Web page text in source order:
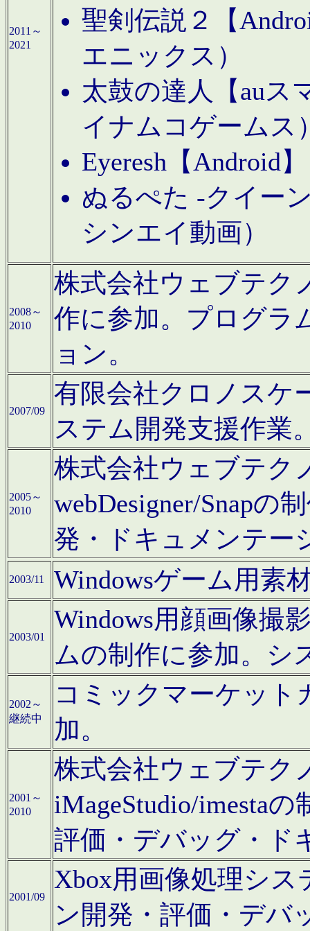
2011～
2021
聖剣伝説２【
エニックス）
太鼓の達人【auス
イナムコゲームス
Eyeresh【Android
ぬるぺた -クイー
シンエイ動画）
2008～
2010
株式会社ウェブテク
作に参加。プログラ
ョン。
2007/09
有限会社クロノスケ
ステム開発支援作業
2005～
2010
株式会社ウェブテク
webDesigner/Snapの
発・ドキュメンテー
2003/11 Windowsゲーム用素
2003/01
Windows用顔画像撮
ムの制作に参加。シ
2002～
継続中
コミックマーケット
加。
2001～
2010
株式会社ウェブテク
iMageStudio/imesta
評価・デバッグ・ド
2001/09
Xbox用画像処理シ
ン開発・評価・デバ